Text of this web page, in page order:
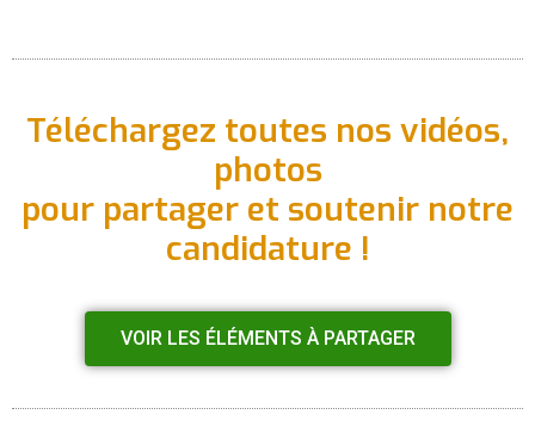
Téléchargez toutes nos vidéos,
photos
pour partager et soutenir notre
candidature !
VOIR LES ÉLÉMENTS À PARTAGER